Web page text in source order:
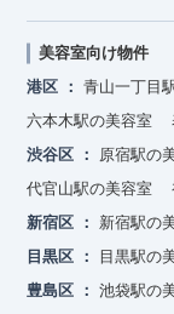
美容室向け物件
港区
青山一丁目
六本木駅の美容室
渋谷区
原宿駅の
代官山駅の美容室
新宿区
新宿駅の
目黒区
目黒駅の
豊島区
池袋駅の